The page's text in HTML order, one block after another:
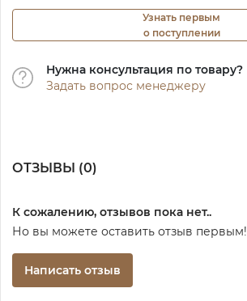
Узнать первым
о поступлении
Нужна консультация по товару?
Задать вопрос менеджеру
ОТЗЫВЫ (0)
К сожалению, отзывов пока нет..
Но вы можете оставить отзыв первым!
Написать отзыв